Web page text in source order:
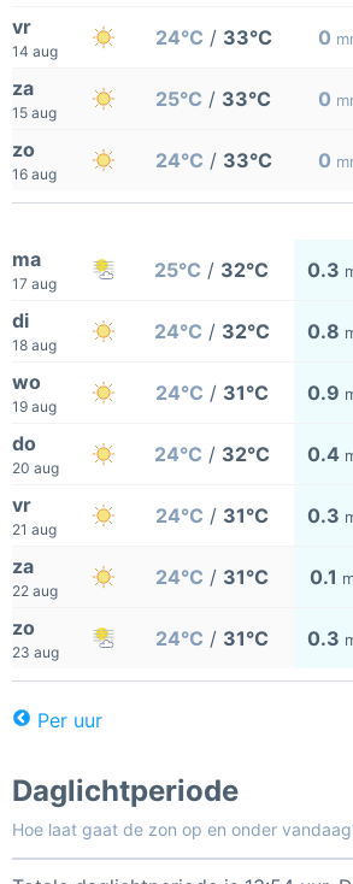
vr
14 aug
24°C / 33°C 0
za
15 aug
25°C / 33°C 0
zo
16 aug
24°C / 33°C 0
ma
17 aug
25°C / 32°C 0.3
di
18 aug
24°C / 32°C 0.8
wo
19 aug
24°C / 31°C 0.9
do
20 aug
24°C / 32°C 0.4
vr
21 aug
24°C / 31°C 0.3
za
22 aug
24°C / 31°C 0.1
zo
23 aug
24°C / 31°C 0.3
Per uur
Daglichtperiode
Hoe laat gaat de zon op en onder